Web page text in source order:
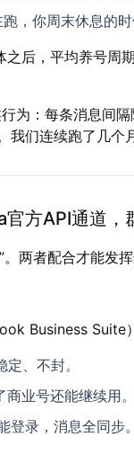
，你周末休息的
后，平均养号周
为：每条消息间
们连续跑了几个
方API通道，
两者配合才能发挥
Business Suite
、不封。
业号还能继续用。
录，消息全同步。